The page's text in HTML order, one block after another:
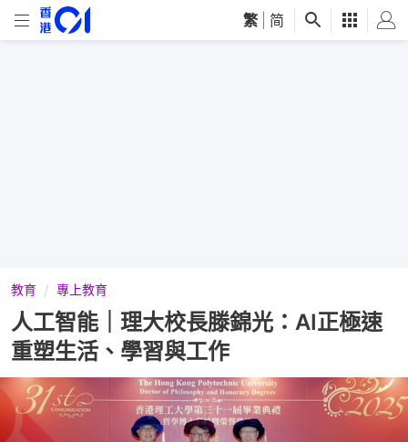
繁 简
教育 專上教育
人工智能｜理大校長滕錦光：AI正極速
重塑生活、學習與工作